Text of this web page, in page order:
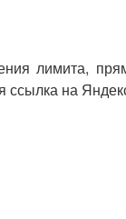
лимита,
ссылка на